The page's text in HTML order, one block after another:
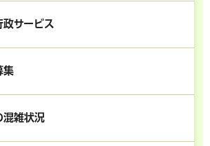
政サービス
集
混雑状況